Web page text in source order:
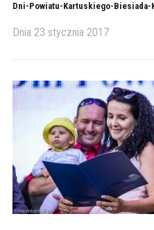
Dni-Powiatu-Kartuskiego-Biesiada-
Dnia 23 stycznia 2017